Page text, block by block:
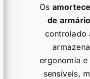
Os
de armário
controlado
ergonomia
sensíveis,